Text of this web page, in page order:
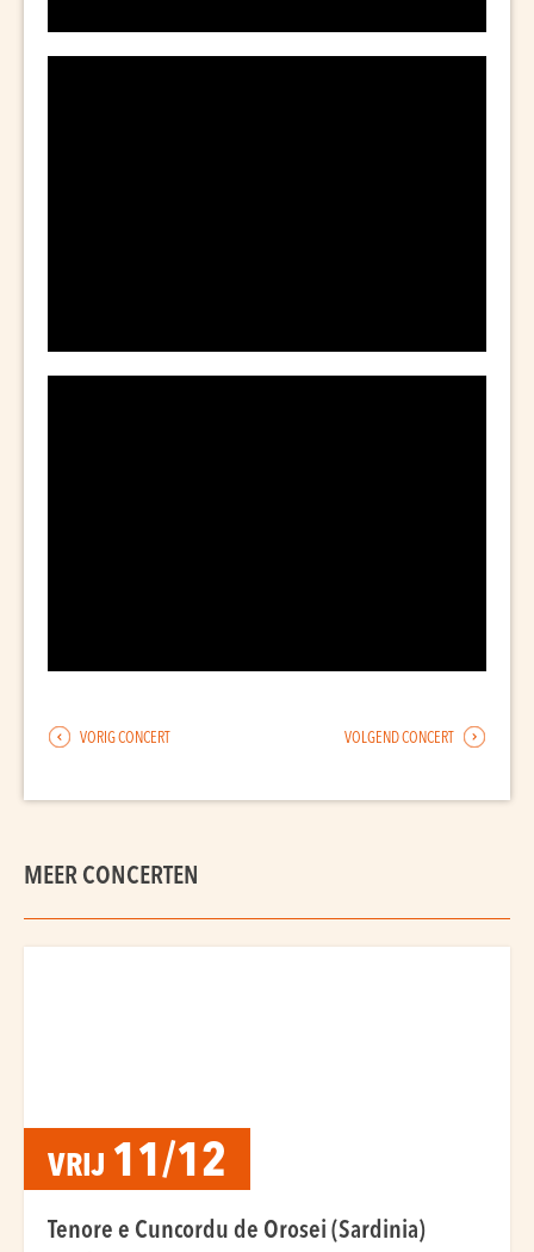
VORIG CONCERT VOLGEND CONCERT
MEER CONCERTEN
VRIJ 11/12
Tenore e Cuncordu de Orosei (Sardinia)